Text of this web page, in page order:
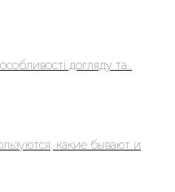
догляду та...
какие бывают и